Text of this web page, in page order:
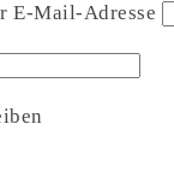
E-Mail-Adresse